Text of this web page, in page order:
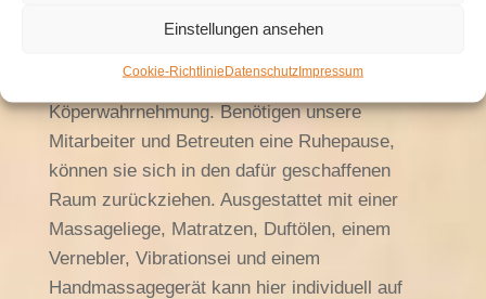
Einstellungen ansehen
Cookie-RichtlinieDatenschutzImpressum
Angebot zur Entspannung und
Köperwahrnehmung. Benötigen unsere
Mitarbeiter und Betreuten eine Ruhepause,
können sie sich in den dafür geschaffenen
Raum zurückziehen. Ausgestattet mit einer
Massageliege, Matratzen, Duftölen, einem
Vernebler, Vibrationsei und einem
Handmassagegerät kann hier individuell auf